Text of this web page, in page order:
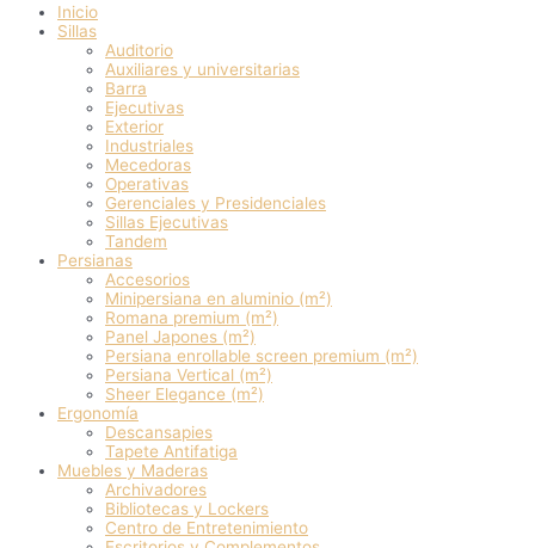
Inicio
Sillas
Auditorio
Auxiliares y universitarias
Barra
Ejecutivas
Exterior
Industriales
Mecedoras
Operativas
Gerenciales y Presidenciales
Sillas Ejecutivas
Tandem
Persianas
Accesorios
Minipersiana en aluminio (m²)
Romana premium (m²)
Panel Japones (m²)
Persiana enrollable screen premium (m²)
Persiana Vertical (m²)
Sheer Elegance (m²)
Ergonomía
Descansapies
Tapete Antifatiga
Muebles y Maderas
Archivadores
Bibliotecas y Lockers
Centro de Entretenimiento